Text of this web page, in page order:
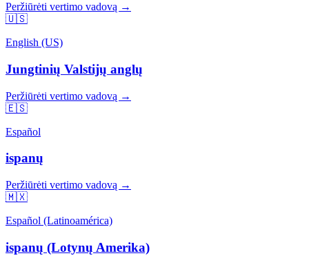
Peržiūrėti vertimo vadovą →
🇺🇸
English (US)
Jungtinių Valstijų anglų
Peržiūrėti vertimo vadovą →
🇪🇸
Español
ispanų
Peržiūrėti vertimo vadovą →
🇲🇽
Español (Latinoamérica)
ispanų (Lotynų Amerika)